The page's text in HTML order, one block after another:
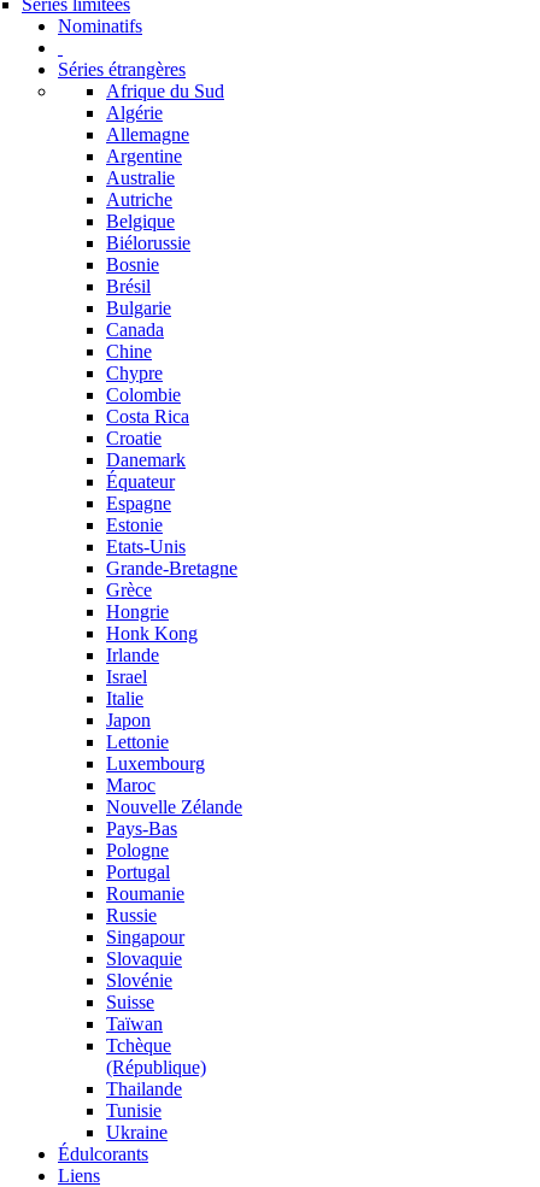
Séries limitées
Nominatifs
Séries étrangères
Afrique du Sud
Algérie
Allemagne
Argentine
Australie
Autriche
Belgique
Biélorussie
Bosnie
Brésil
Bulgarie
Canada
Chine
Chypre
Colombie
Costa Rica
Croatie
Danemark
Équateur
Espagne
Estonie
Etats-Unis
Grande-Bretagne
Grèce
Hongrie
Honk Kong
Irlande
Israel
Italie
Japon
Lettonie
Luxembourg
Maroc
Nouvelle Zélande
Pays-Bas
Pologne
Portugal
Roumanie
Russie
Singapour
Slovaquie
Slovénie
Suisse
Taïwan
Tchèque
(République)
Thailande
Tunisie
Ukraine
Édulcorants
Liens